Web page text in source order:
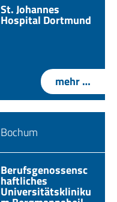
St. Johannes
Hospital Dortmund
mehr …
Bochum
Berufsgenossensc
haftliches
Universitätskliniku